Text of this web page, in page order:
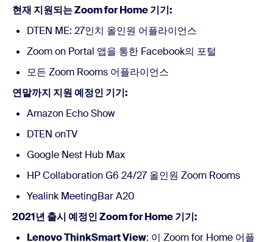
현재 지원되는 Zoom for Home 기기:
DTEN ME: 27인치 올인원 어플라이언스
Zoom on Portal 앱을 통한 Facebook의 포털
모든 Zoom Rooms 어플라이언스
연말까지 지원 예정인 기기:
Amazon Echo Show
DTEN onTV
Google Nest Hub Max
HP Collaboration G6 24/27 올인원 Zoom Rooms
Yealink MeetingBar A20
2021년 출시 예정인 Zoom for Home 기기:
Lenovo ThinkSmart View: 이 Zoom for Home 어플